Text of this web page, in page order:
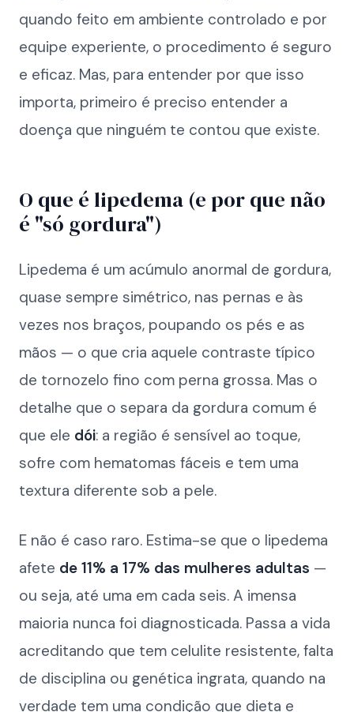
quando feito em ambiente controlado e por
equipe experiente, o procedimento é seguro
e eficaz. Mas, para entender por que isso
importa, primeiro é preciso entender a
doença que ninguém te contou que existe.
O que é lipedema (e por que não
é "só gordura")
Lipedema é um acúmulo anormal de gordura,
quase sempre simétrico, nas pernas e às
vezes nos braços, poupando os pés e as
mãos — o que cria aquele contraste típico
de tornozelo fino com perna grossa. Mas o
detalhe que o separa da gordura comum é
que ele dói: a região é sensível ao toque,
sofre com hematomas fáceis e tem uma
textura diferente sob a pele.
E não é caso raro. Estima-se que o lipedema
afete de 11% a 17% das mulheres adultas —
ou seja, até uma em cada seis. A imensa
maioria nunca foi diagnosticada. Passa a vida
acreditando que tem celulite resistente, falta
de disciplina ou genética ingrata, quando na
verdade tem uma condição que dieta e